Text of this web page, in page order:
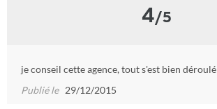
4/5
je conseil cette agence, tout s'est bien déroulé
Publié le 29/12/2015